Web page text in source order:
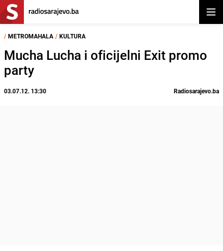
/ METROMAHALA / KULTURA
Mucha Lucha i oficijelni Exit promo
party
03.07.12. 13:30 Radiosarajevo.ba